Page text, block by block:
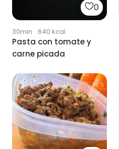
0
30min · 640 kcal
Pasta con tomate y
carne picada